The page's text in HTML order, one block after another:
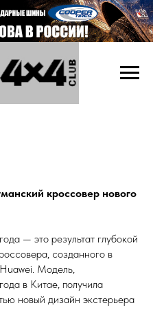
кроссовер нового
— это результат глубокой
созданного в
Модель,
в Китае, получила
новый дизайн экстерьера